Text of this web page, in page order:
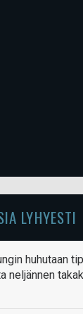
LYHYESTI
huhutaan
neljännen